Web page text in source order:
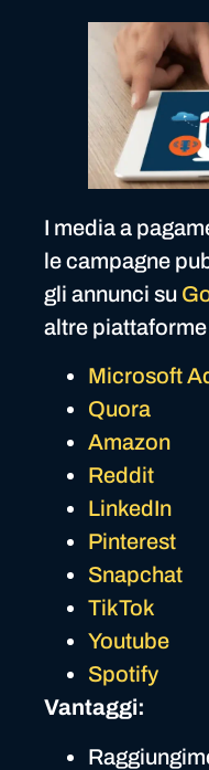
I media a
le campagne
gli annunci su
altre
Microsoft
Quora
Amazon
Reddit
LinkedIn
Pinterest
Snapchat
TikTok
Youtube
Spotify
Vantaggi: